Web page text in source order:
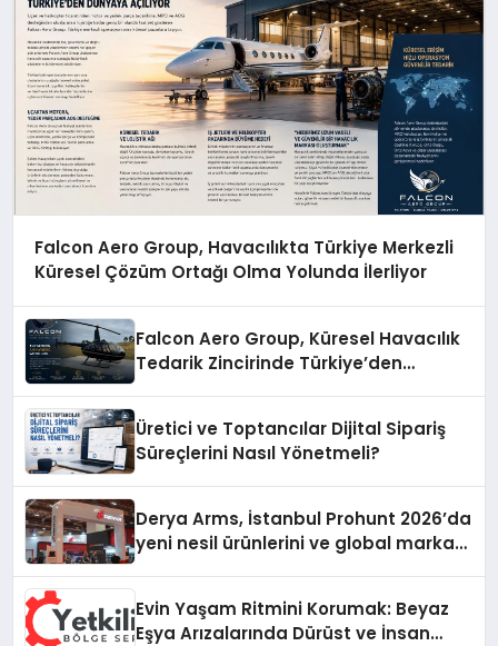
Falcon Aero Group, Havacılıkta Türkiye Merkezli
Küresel Çözüm Ortağı Olma Yolunda İlerliyor
Falcon Aero Group, Küresel Havacılık
Tedarik Zincirinde Türkiye’den
Üretici ve Toptancılar Dijital Sipariş
Süreçlerini Nasıl Yönetmeli?
Derya Arms, İstanbul Prohunt 2026’da
yeni nesil ürünlerini ve global marka
Evin Yaşam Ritmini Korumak: Beyaz
Eşya Arızalarında Dürüst ve İnsan